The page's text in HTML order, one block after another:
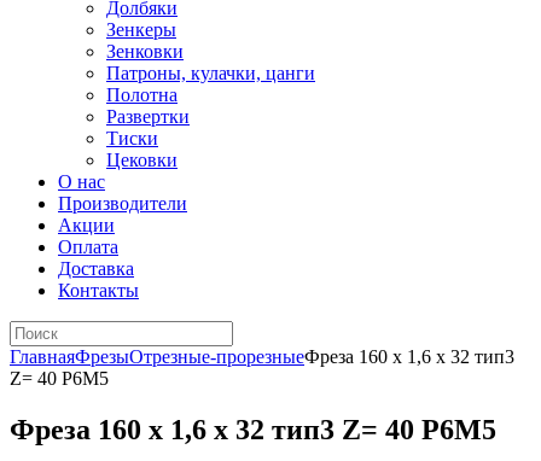
Долбяки
Зенкеры
Зенковки
Патроны, кулачки, цанги
Полотна
Развертки
Тиски
Цековки
О нас
Производители
Акции
Оплата
Доставка
Контакты
ГлавнаяФрезыОтрезные-прорезныеФреза 160 х 1,6 х 32 тип3
Z= 40 Р6М5
Фреза 160 х 1,6 х 32 тип3 Z= 40 Р6М5